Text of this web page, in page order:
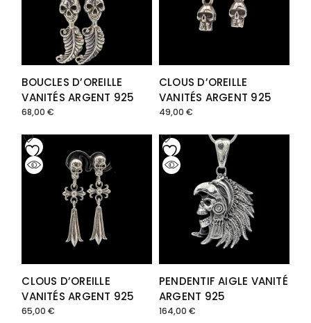
BOUCLES D’OREILLE
VANITÉS ARGENT 925
68,00€
CLOUS D’OREILLE
VANITÉS ARGENT 925
49,00 €
CLOUS D’OREILLE
VANITÉS ARGENT 925
65,00€
PENDENTIF AIGLE VANITÉ
ARGENT 925
164,00 €